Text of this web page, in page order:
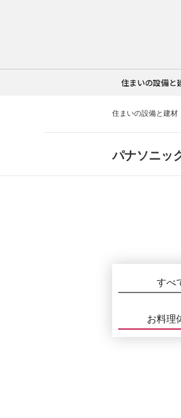
住まいの設備と
住まいの設備と建材
パナソニッ
すべ
お料理